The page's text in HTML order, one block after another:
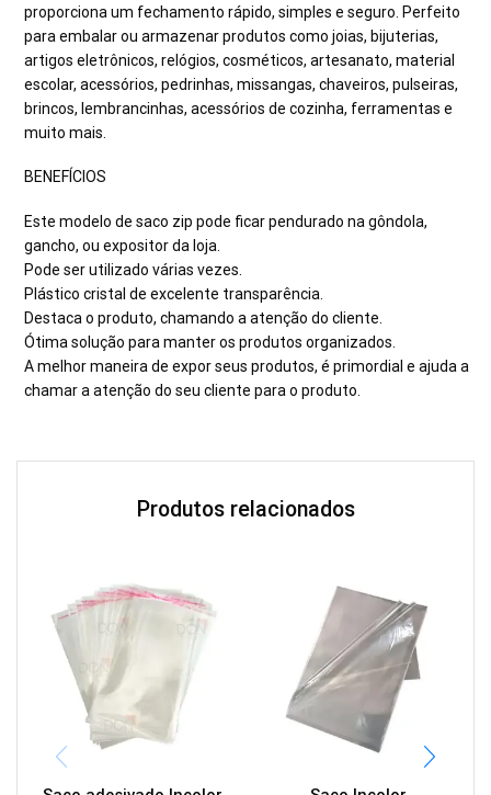
proporciona um fechamento rápido, simples e seguro. Perfeito
para embalar ou armazenar produtos como joias, bijuterias,
artigos eletrônicos, relógios, cosméticos, artesanato, material
escolar, acessórios, pedrinhas, missangas, chaveiros, pulseiras,
brincos, lembrancinhas, acessórios de cozinha, ferramentas e
muito mais.
BENEFÍCIOS
Este modelo de saco zip pode ficar pendurado na gôndola,
gancho, ou expositor da loja.
Pode ser utilizado várias vezes.
Plástico cristal de excelente transparência.
Destaca o produto, chamando a atenção do cliente.
Ótima solução para manter os produtos organizados.
A melhor maneira de expor seus produtos, é primordial e ajuda a
chamar a atenção do seu cliente para o produto.
Produtos relacionados